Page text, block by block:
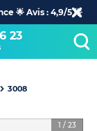
🌟 Avis : 4,9/5 🌟
23
3008
1 / 23